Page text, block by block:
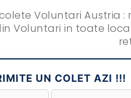
Voluntari Austria
Voluntari in toate
UN COLET AZI !!!